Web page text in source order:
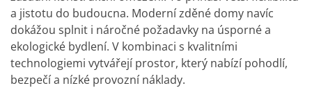
a jistotu do budoucna. Moderní zděné domy navíc
dokážou splnit i náročné požadavky na úsporné a
ekologické bydlení. V kombinaci s kvalitními
technologiemi vytvářejí prostor, který nabízí pohodlí,
bezpečí a nízké provozní náklady.